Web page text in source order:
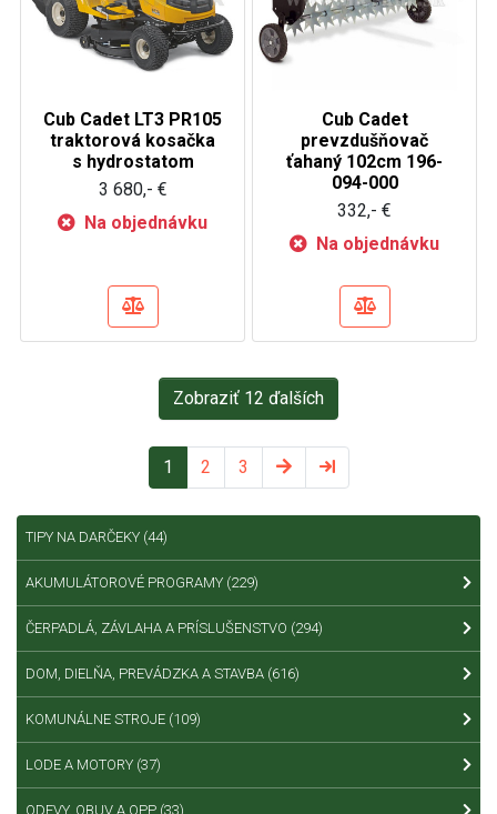
Cub Cadet LT3 PR105
traktorová kosačka
s hydrostatom
3 680,- €
Na objednávku
Cub Cadet
prevzdušňovač
ťahaný 102cm 196-
094-000
332,- €
Na objednávku
Zobraziť 12 ďalších
1 2 3
TIPY NA DARČEKY (44)
AKUMULÁTOROVÉ PROGRAMY (229)
ČERPADLÁ, ZÁVLAHA A PRÍSLUŠENSTVO (294)
DOM, DIELŇA, PREVÁDZKA A STAVBA (616)
KOMUNÁLNE STROJE (109)
LODE A MOTORY (37)
ODEVY, OBUV A OPP (33)